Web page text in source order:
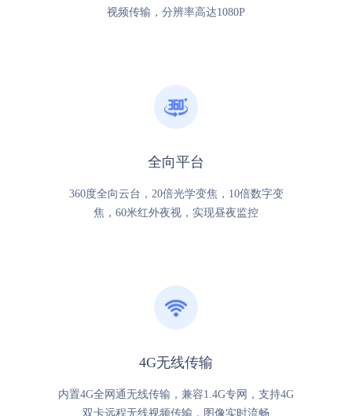
视频传输，分辨率高达1080P
全向平台
360度全向云台，20倍光学变焦，10倍数字变
焦，60米红外夜视，实现昼夜监控
4G无线传输
内置4G全网通无线传输，兼容1.4G专网，支持4G
双卡远程无线视频传输，图像实时流畅